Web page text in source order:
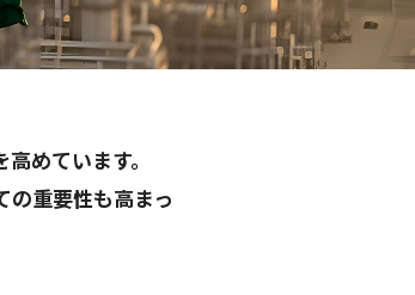
めています。
の重要性も高まっ